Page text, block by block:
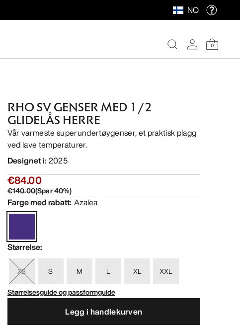
NO
0
RHO SV GENSER MED 1/2
GLIDELÅS HERRE
Vår varmeste superundertøygenser, et praktisk plagg
ved lave temperaturer.
Designet i: 2025
€84.00
€140.00(Spar40%)
Farge med rabatt: Azalea
Størrelse:
XS S M L XL
XXL
Størrelsesguide og passformguide
Legg i handlekurven